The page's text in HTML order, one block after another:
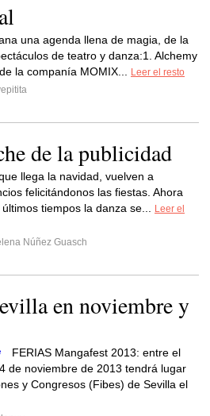
una agenda llena de magia, de la
de teatro y danza:1. Alchemy
la companía MOMIX...
Leer el resto
de la publicidad
llega la navidad, vuelven a
felicitándonos las fiestas. Ahora
tiempos la danza se...
Leer el
Núñez Guasch
en noviembre y
FERIAS Mangafest 2013: entre el
de noviembre de 2013 tendrá lugar
y Congresos (Fibes) de Sevilla el